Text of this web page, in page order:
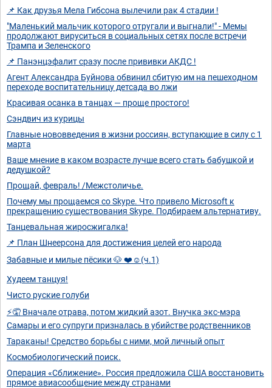
📌 Как друзья Мела Гибсона вылечили рак 4 стадии !
"Маленький мальчик которого отругали и выгнали!" - Мемы
продолжают вируситься в социальных сетях после встречи
Трампа и Зеленского
📌 Панэнцэфалит сразу после прививки АКДС !
Агент Александра Буйнова обвинил сбитую им на пешеходном
переходе воспитательницу детсада во лжи
Красивая осанка в танцах — проще простого!
Сэндвич из курицы
Главные нововведения в жизни россиян, вступающие в силу с 1
марта
Ваше мнение в каком возрасте лучше всего стать бабушкой и
дедушкой?
Прощай, февраль! /Межстоличье.
Почему мы прощаемся со Skype. Что привело Microsoft к
прекращению существования Skype. Подбираем альтернативу.
Танцевальная жиросжигалка!
📌 План Шнеерсона для достижения целей его народа
Забавные и милые пёсики 🐶 ❤️☺️(ч.1)
Худеем танцуя!
Чисто руские голуби
⚡🤦 Вначале отрава, потом жидкий азот. Внучка экс-мэра
Самары и его супруги призналась в убийстве родственников
Тараканы! Средство борьбы с ними, мой личный опыт
Космобиологический поиск.
Операция «Сближение». Россия предложила США восстановить
прямое авиасообщение между странами